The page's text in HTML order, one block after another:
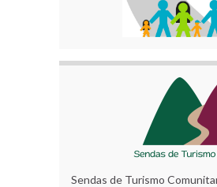
Sendas de Turismo